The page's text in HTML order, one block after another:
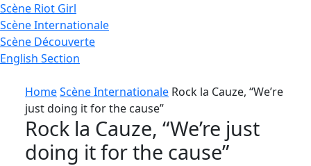
Scène Riot Girl
ScèneInternationale
Scène Découverte
English Section
HomeScène Internationale Rock la Cauze, “We’re
just doing it for the cause”
Rock la Cauze, “We’re just
doing it for the cause”